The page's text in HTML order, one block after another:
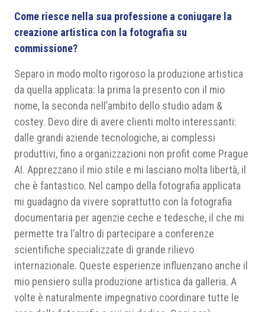
Come riesce nella sua professione a coniugare la
creazione artistica con la fotografia su
commissione?
Separo in modo molto rigoroso la produzione artistica
da quella applicata: la prima la presento con il mio
nome, la seconda nell’ambito dello studio adam &
costey. Devo dire di avere clienti molto interessanti:
dalle grandi aziende tecnologiche, ai complessi
produttivi, fino a organizzazioni non profit come Prague
AI. Apprezzano il mio stile e mi lasciano molta libertà, il
che è fantastico. Nel campo della fotografia applicata
mi guadagno da vivere soprattutto con la fotografia
documentaria per agenzie ceche e tedesche, il che mi
permette tra l’altro di partecipare a conferenze
scientifiche specializzate di grande rilievo
internazionale. Queste esperienze influenzano anche il
mio pensiero sulla produzione artistica da galleria. A
volte è naturalmente impegnativo coordinare tutte le